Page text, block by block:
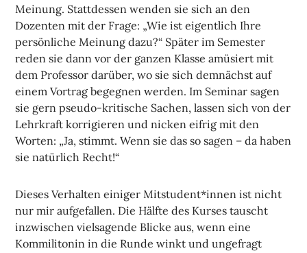
Meinung. Stattdessen wenden sie sich an den
Dozenten mit der Frage: „Wie ist eigentlich Ihre
persönliche Meinung dazu?“ Später im Semester
reden sie dann vor der ganzen Klasse amüsiert mit
dem Professor darüber, wo sie sich demnächst auf
einem Vortrag begegnen werden. Im Seminar sagen
sie gern pseudo-kritische Sachen, lassen sich von der
Lehrkraft korrigieren und nicken eifrig mit den
Worten: „Ja, stimmt. Wenn sie das so sagen – da haben
sie natürlich Recht!“
Dieses Verhalten einiger Mitstudent*innen ist nicht
nur mir aufgefallen. Die Hälfte des Kurses tauscht
inzwischen vielsagende Blicke aus, wenn eine
Kommilitonin in die Runde winkt und ungefragt